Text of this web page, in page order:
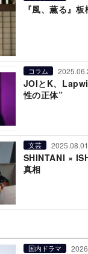
『風、薫る』
コラム
JOIとK、
性の正体”
文芸 2025.08.01
SHINTANI ×
真相
国内ドラマ